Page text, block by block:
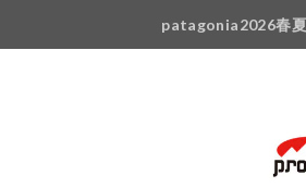
patagonia2026春夏